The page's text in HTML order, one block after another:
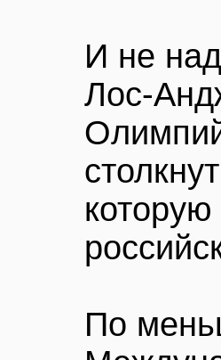
И не
Лос-
По